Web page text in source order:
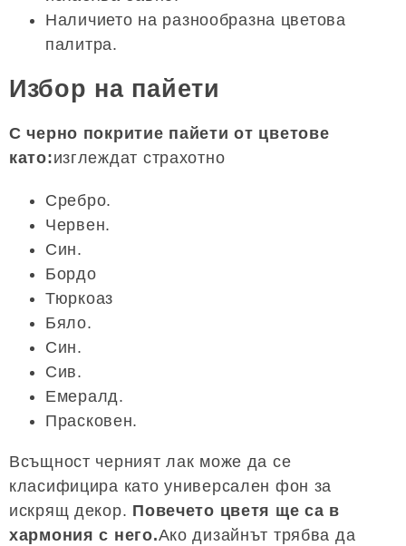
Наличието на разнообразна цветова
палитра.
Избор на пайети
С черно покритие пайети от цветове
като:изглеждат страхотно
Сребро.
Червен.
Син.
Бордо
Тюркоаз
Бяло.
Син.
Сив.
Емералд.
Прасковен.
Всъщност черният лак може да се
класифицира като универсален фон за
искрящ декор. Повечето цветя ще са в
хармония с него.Ако дизайнът трябва да